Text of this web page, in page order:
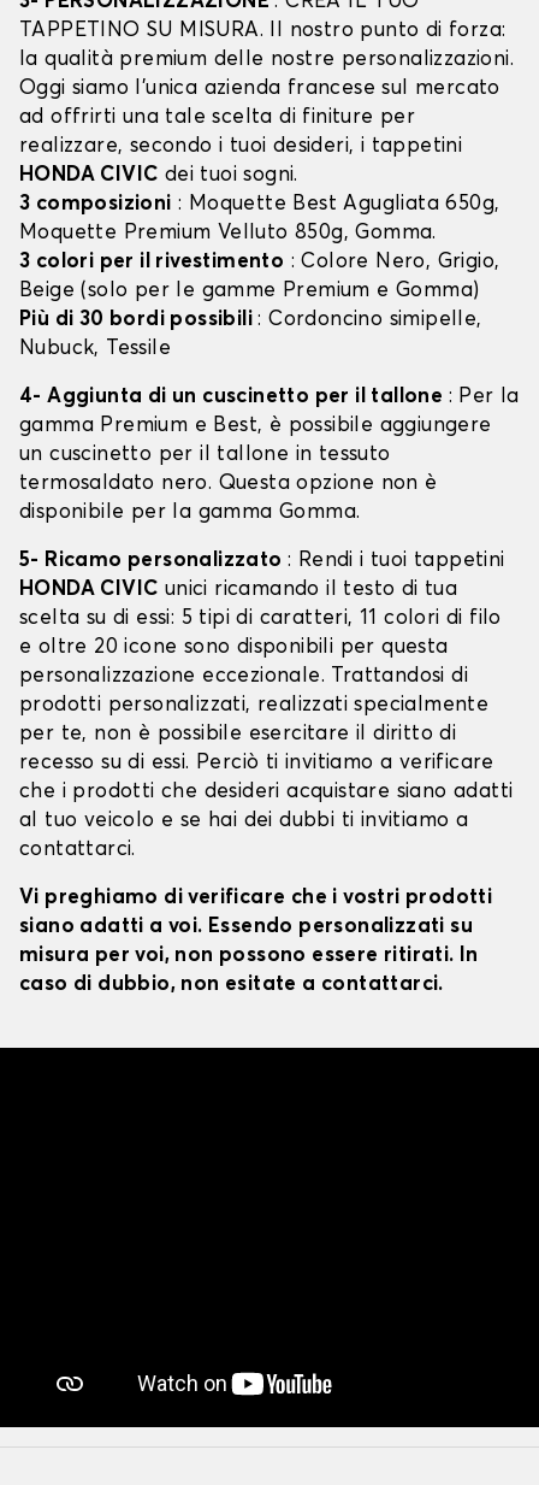
TAPPETINO SU MISURA. Il nostro punto di forza:
la qualità premium delle nostre personalizzazioni.
Oggi siamo l’unica azienda francese sul mercato
ad offrirti una tale scelta di finiture per
realizzare, secondo i tuoi desideri, i tappetini
HONDA CIVIC dei tuoi sogni.
3 composizioni : Moquette Best Agugliata 650g,
Moquette Premium Velluto 850g, Gomma.
3 colori per il rivestimento : Colore Nero, Grigio,
Beige (solo per le gamme Premium e Gomma)
Più di 30 bordi possibili: Cordoncino simipelle,
Nubuck, Tessile
4- Aggiunta di un cuscinetto per il tallone : Per la
gamma Premium e Best, è possibile aggiungere
un cuscinetto per il tallone in tessuto
termosaldato nero. Questa opzione non è
disponibile per la gamma Gomma.
5- Ricamo personalizzato : Rendi i tuoi tappetini
HONDA CIVIC unici ricamando il testo di tua
scelta su di essi: 5 tipi di caratteri, 11 colori di filo
e oltre 20 icone sono disponibili per questa
personalizzazione eccezionale. Trattandosi di
prodotti personalizzati, realizzati specialmente
per te, non è possibile esercitare il diritto di
recesso su di essi. Perciò ti invitiamo a verificare
che i prodotti che desideri acquistare siano adatti
al tuo veicolo e se hai dei dubbi ti invitiamo a
contattarci.
Vi preghiamo di verificare che i vostri prodotti
siano adatti a voi. Essendo personalizzati su
misura per voi, non possono essere ritirati. In
caso di dubbio, non esitate a contattarci.